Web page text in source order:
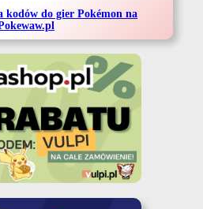
kodów do gier Pokémon na